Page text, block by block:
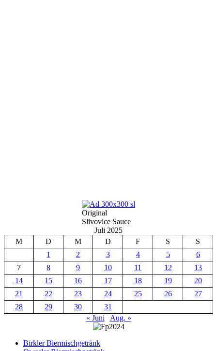
Original
Slivovice Sauce
Juli 2025
M
D M D F S
S
1
2 3 4 5
6
7
8 9 10 11 12
13
14
15 16 17 18 19
20
21
22 23 24 25 26
27
28
29 30
31
« Juni
Aug. »
Birkler Biermischgetränk